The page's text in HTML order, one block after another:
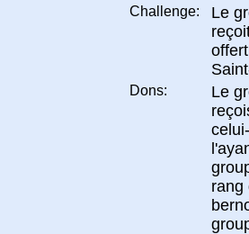
Challenge:
Le
Dons:
Le
rang